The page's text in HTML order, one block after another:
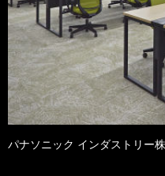
パナソニック インダストリー